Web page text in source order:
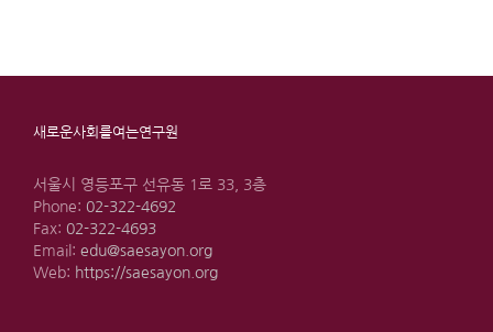
새로운사회를여는연구원
서울시 영등포구 선유동 1로 33, 3층
Phone: 02-322-4692
Fax: 02-322-4693
Email: edu@saesayon.org
Web: https://saesayon.org